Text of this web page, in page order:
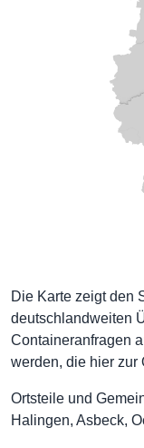
Die Karte zeigt den
deutschlandweiten
Containeranfragen
werden, die hier zur
Ortsteile und
Halingen, Asbeck,